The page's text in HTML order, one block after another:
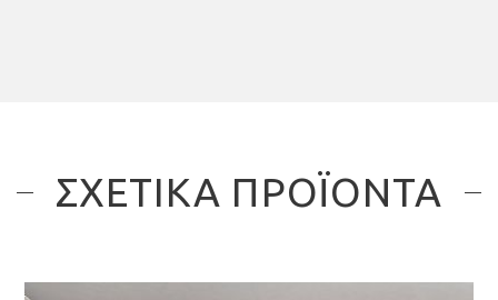
ΣΧΕΤΙΚΑ ΠΡΟΪΟΝΤΑ